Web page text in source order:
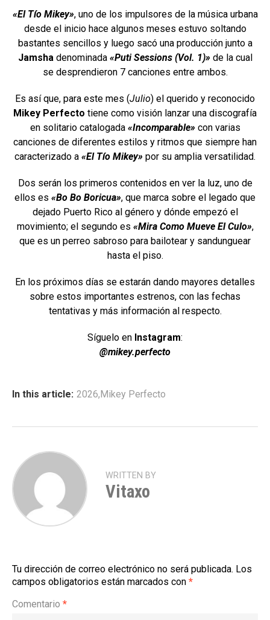
«El Tío Mikey», uno de los impulsores de la música urbana
desde el inicio hace algunos meses estuvo soltando
bastantes sencillos y luego sacó una producción junto a
Jamsha denominada «Puti Sessions (Vol. 1)»de la cual
se desprendieron 7 canciones entre ambos.
Es así que, para este mes (Julio) el querido y reconocido
Mikey Perfecto tiene como visión lanzar una discografía
en solitario catalogada «Incomparable»con varias
canciones de diferentes estilos y ritmos que siempre han
caracterizado a «El Tío Mikey» por su amplia versatilidad.
Dos serán los primeros contenidos en ver la luz, uno de
ellos es «Bo Bo Boricua», que marca sobre el legado que
dejado Puerto Rico al género y dónde empezó el
movimiento; el segundo es «Mira Como Mueve El Culo»,
que es un perreo sabroso para bailotear y sandunguear
hasta el piso.
En los próximos días se estarán dando mayores detalles
sobre estos importantes estrenos, con las fechas
tentativas y más información al respecto.
Síguelo en Instagram:
@mikey.perfecto
In this article: 2026,Mikey Perfecto
WRITTEN BY
Vitaxo
Tu dirección de correo electrónico no será publicada. Los
campos obligatorios están marcados con *
Comentario *